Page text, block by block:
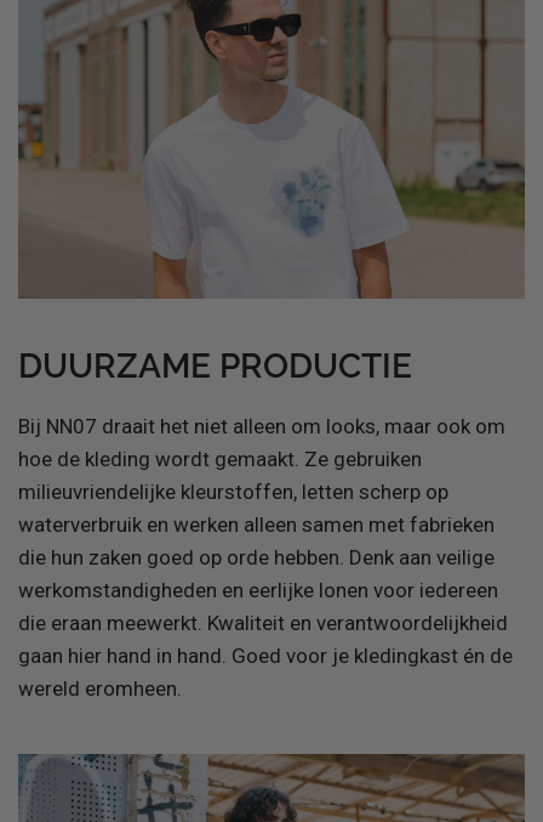
DUURZAME PRODUCTIE
Bij NN07 draait het niet alleen om looks, maar ook om
hoe de kleding wordt gemaakt. Ze gebruiken
milieuvriendelijke kleurstoffen, letten scherp op
waterverbruik en werken alleen samen met fabrieken
die hun zaken goed op orde hebben. Denk aan veilige
werkomstandigheden en eerlijke lonen voor iedereen
die eraan meewerkt. Kwaliteit en verantwoordelijkheid
gaan hier hand in hand. Goed voor je kledingkast én de
wereld eromheen.